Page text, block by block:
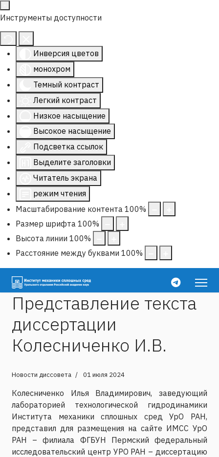
Инструменты доступности
Инверсия цветов
монохром
Темный контраст
Легкий контраст
Низкое насыщение
Высокое насыщение
Подсветка ссылок
Выделите заголовки
Читатель экрана
режим чтения
Масштабирование контента 100%
Размер шрифта 100%
Высота линии 100%
Расстояние между буквами 100%
Представление текста
диссертации
Колесниченко И.В.
Новости диссовета 01 июля 2024
Колесниченко Илья Владимирович, заведующий
лабораторией технологической гидродинамики
Института механики сплошных сред УрО РАН,
представил для размещения на сайте ИМСС УрО
РАН – филиала ФГБУН Пермский федеральный
исследовательский центр УРО РАН – диссертацию